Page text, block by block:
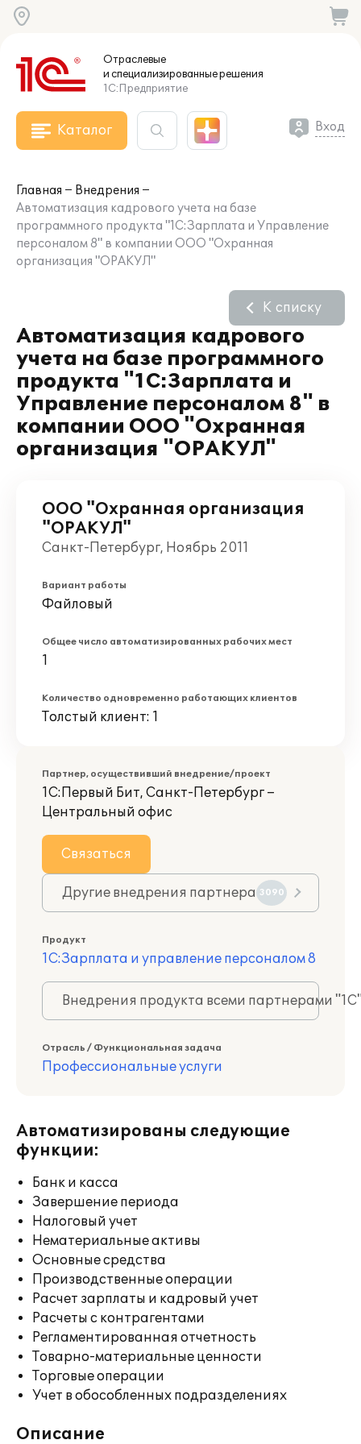
Отраслевые
и специализированныерешения
1С:Предприятие
Каталог Вход
Главная
Внедрения
Автоматизация кадрового учета на базе
программного продукта "1С:Зарплата и Управление
персоналом 8" в компании ООО "Охранная
организация "ОРАКУЛ"
Автоматизация кадрового
учета на базе программного
продукта "1С:Зарплата и
Управление персоналом 8" в
компании ООО "Охранная
организация "ОРАКУЛ"
К списку
ООО "Охранная организация
"ОРАКУЛ"
Санкт-Петербург, Ноябрь 2011
Вариант работы
Файловый
Общее число автоматизированных рабочих мест
1
Количество одновременно работающих клиентов
Толстый клиент: 1
Партнер, осуществивший внедрение/проект
1С:Первый Бит, Санкт-Петербург –
Центральный офис
Связаться
Другие внедрения партнера 3090
Продукт
1С:Зарплата и управление персоналом 8
Внедрения продукта всеми партнерами
Отрасль / Функциональная задача
Профессиональные услуги
Автоматизированы следующие
функции:
Банк и касса
Завершение периода
Налоговый учет
Нематериальные активы
Основные средства
Производственные операции
Расчет зарплаты и кадровый учет
Расчеты с контрагентами
Регламентированная отчетность
Товарно-материальные ценности
Торговые операции
Учет в обособленных подразделениях
Описание